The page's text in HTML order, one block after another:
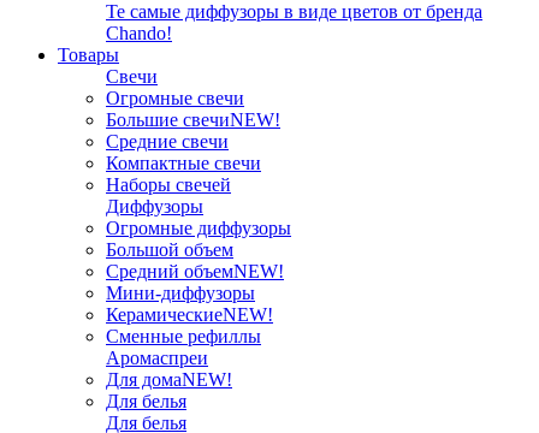
Те самые диффузоры в виде цветов от бренда
Chando!
Товары
Свечи
Огромные свечи
Большие свечиNEW!
Средние свечи
Компактные свечи
Наборы свечей
Диффузоры
Огромные диффузоры
Большой объем
Средний объемNEW!
Мини-диффузоры
КерамическиеNEW!
Сменные рефиллы
Аромаспреи
Для домаNEW!
Для белья
Для белья